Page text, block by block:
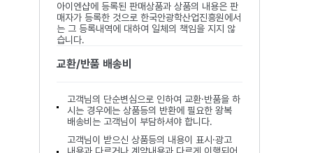
아이엔샵에 등록된 판매상품과 상품의 내용은 판
매자가 등록한 것으로 한국안광학산업진흥원에서
는 그 등록내역에 대하여 일체의 책임을 지지 않
습니다.
교환/반품 배송비
고객님의 단순변심으로 인하여 교환·반품을 하
시는 경우에는 상품등의 반환에 필요한 왕복
배송비는 고객님이 부담하셔야 합니다.
고객님이 받으신 상품등의 내용이 표시·광고